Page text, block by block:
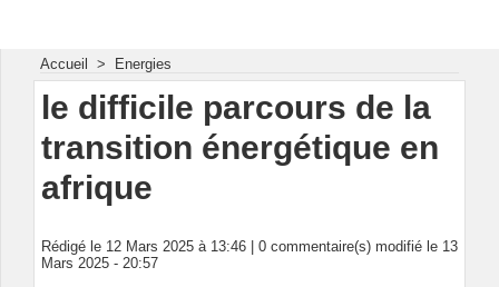
Accueil > Energies
le difficile parcours de la
transition énergétique en
afrique
Rédigé le 12 Mars 2025 à 13:46 | 0 commentaire(s) modifié le 13
Mars 2025 - 20:57